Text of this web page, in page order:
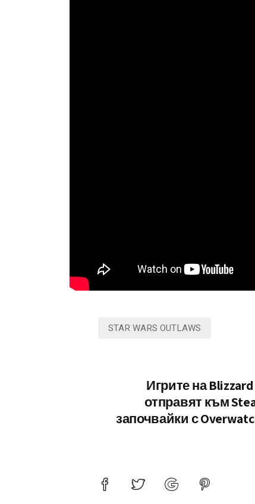
STAR WARS OUTLAWS
Игрите на
отправят към
започвайки с